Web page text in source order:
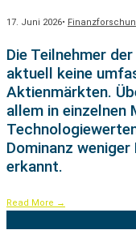
17. Juni 2026•
Die Teilnehmer
aktuell keine
Aktienmärkten.
allem in einzelnen
Dominanz
erkannt.
Read More →